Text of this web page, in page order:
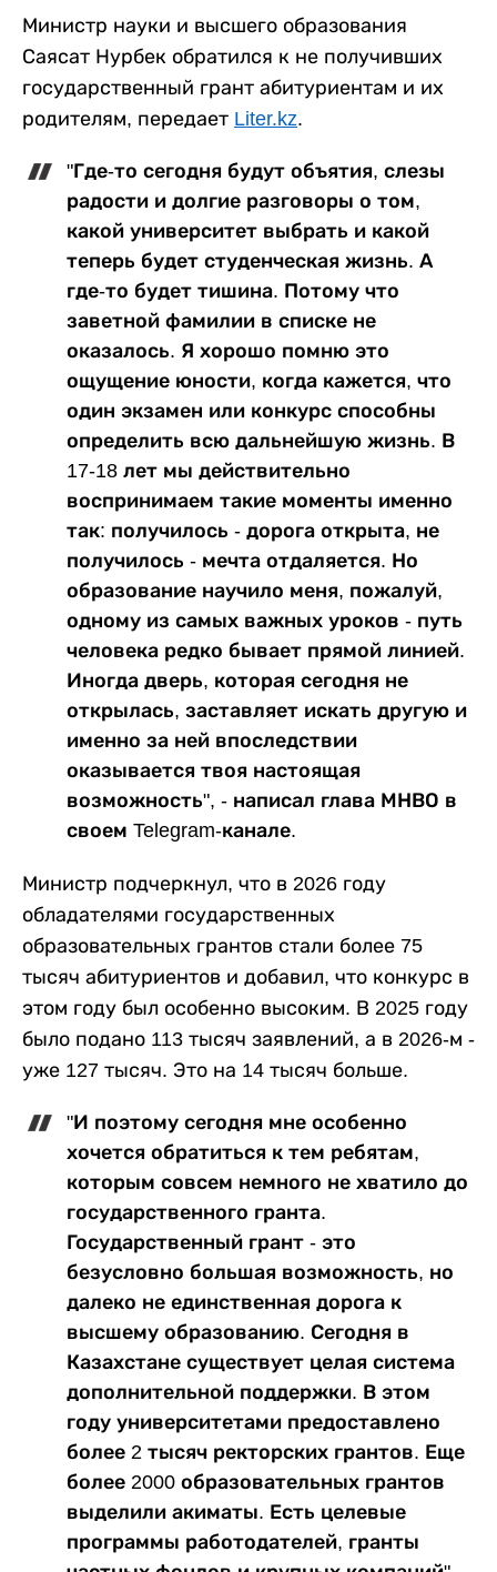
Министр науки и высшего образования
Саясат Нурбек обратился к не получивших
государственный грант абитуриентам и их
родителям, передает Liter.kz.
"Где-то сегодня будут объятия, слезы
радости и долгие разговоры о том,
какой университет выбрать и какой
теперь будет студенческая жизнь. А
где-то будет тишина. Потому что
заветной фамилии в списке не
оказалось. Я хорошо помню это
ощущение юности, когда кажется, что
один экзамен или конкурс способны
определить всю дальнейшую жизнь. В
17-18 лет мы действительно
воспринимаем такие моменты именно
так: получилось - дорога открыта, не
получилось - мечта отдаляется. Но
образование научило меня, пожалуй,
одному из самых важных уроков - путь
человека редко бывает прямой линией.
Иногда дверь, которая сегодня не
открылась, заставляет искать другую и
именно за ней впоследствии
оказывается твоя настоящая
возможность", - написал глава МНВО в
своем Telegram-канале.
Министр подчеркнул, что в 2026 году
обладателями государственных
образовательных грантов стали более 75
тысяч абитуриентов и добавил, что конкурс в
этом году был особенно высоким. В 2025 году
было подано 113 тысяч заявлений, а в 2026-м -
уже 127 тысяч. Это на 14 тысяч больше.
"И поэтому сегодня мне особенно
хочется обратиться к тем ребятам,
которым совсем немного не хватило до
государственного гранта.
Государственный грант - это
безусловно большая возможность, но
далеко не единственная дорога к
высшему образованию. Сегодня в
Казахстане существует целая система
дополнительной поддержки. В этом
году университетами предоставлено
более 2 тысяч ректорских грантов. Еще
более 2000 образовательных грантов
выделили акиматы. Есть целевые
программы работодателей, гранты